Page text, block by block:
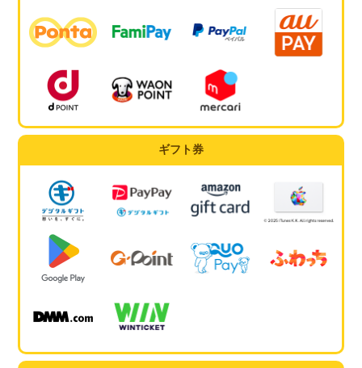
ギフト券